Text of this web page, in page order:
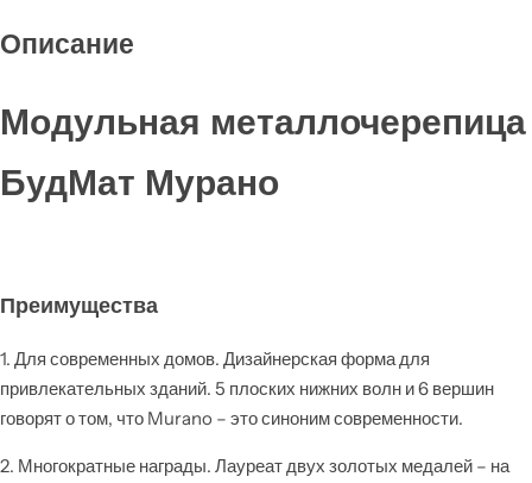
Описание
Модульная металлочерепица
БудМат Мурано
Преимущества
1. Для современных домов. Дизайнерская форма для
привлекательных зданий. 5 плоских нижних волн и 6 вершин
говорят о том, что Murano – это синоним современности.
2. Многократные награды. Лауреат двух золотых медалей – на